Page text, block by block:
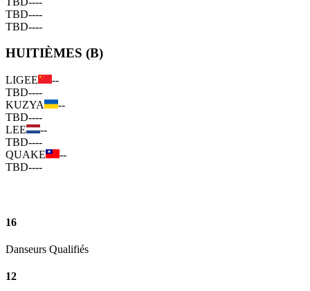
TBD----
TBD----
HUITIÈMES (B)
LIGEE
--
TBD----
KUZYA
--
TBD----
LEE
--
TBD----
QUAKE
--
TBD----
16
Danseurs Qualifiés
12